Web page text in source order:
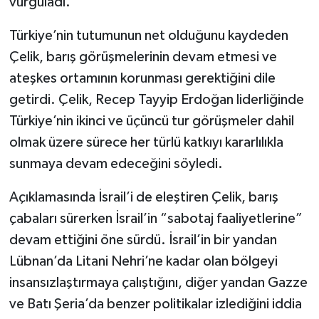
Türkiye’nin tutumunun net olduğunu kaydeden
Çelik, barış görüşmelerinin devam etmesi ve
ateşkes ortamının korunması gerektiğini dile
getirdi. Çelik, Recep Tayyip Erdoğan liderliğinde
Türkiye’nin ikinci ve üçüncü tur görüşmeler dahil
olmak üzere sürece her türlü katkıyı kararlılıkla
sunmaya devam edeceğini söyledi.
Açıklamasında İsrail’i de eleştiren Çelik, barış
çabaları sürerken İsrail’in “sabotaj faaliyetlerine”
devam ettiğini öne sürdü. İsrail’in bir yandan
Lübnan’da Litani Nehri’ne kadar olan bölgeyi
insansızlaştırmaya çalıştığını, diğer yandan Gazze
ve Batı Şeria’da benzer politikalar izlediğini iddia